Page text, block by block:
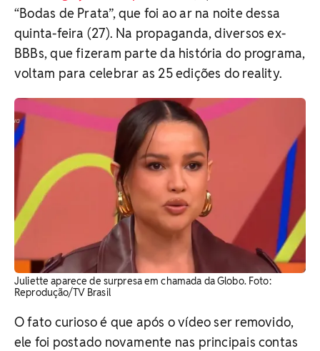
“Bodas de Prata”, que foi ao ar na noite dessa
quinta-feira (27). Na propaganda, diversos ex-
BBBs, que fizeram parte da história do programa,
voltam para celebrar as 25 edições do reality.
Juliette aparece de surpresa em chamada da Globo. Foto:
Reprodução/TV Brasil
O fato curioso é que após o vídeo ser removido,
ele foi postado novamente nas principais contas